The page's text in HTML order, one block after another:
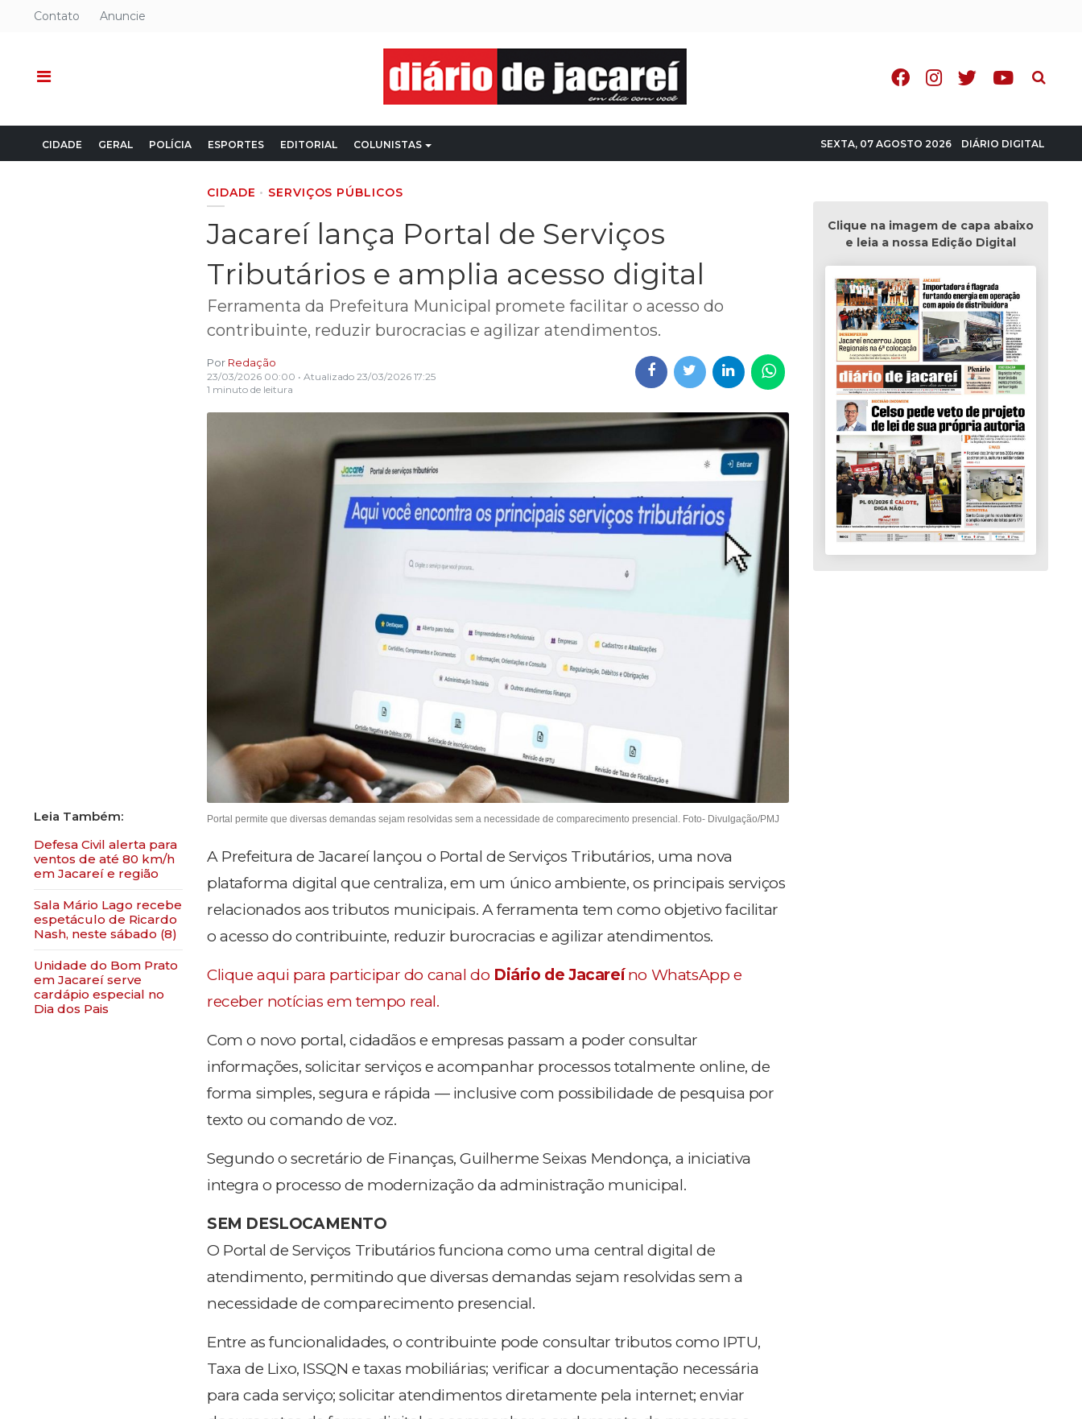
Contato Anuncie
Pesquisa
CIDADE GERAL POLÍCIA ESPORTES EDITORIAL COLUNISTAS SEXTA, 07 AGOSTO 2026 DIÁRIO DIGITAL
Defesa Civil alerta para
ventos de até 80 km/h
em Jacareí e região
Sala Mário Lago recebe
espetáculo de Ricardo
Nash, neste sábado (8)
Unidade do Bom Prato
em Jacareí serve
cardápio especial no
Dia dos Pais
CIDADE SERVIÇOS PÚBLICOS
Jacareí lança Portal de Serviços
Tributários e amplia acesso digital
Ferramenta da Prefeitura Municipal promete facilitar o acesso do
contribuinte, reduzir burocracias e agilizar atendimentos.
Por Redação
23/03/2026 00:00 • Atualizado 23/03/2026 17:25
1 minuto de leitura
Portal permite que diversas demandas sejam resolvidas sem a necessidade de comparecimento presencial. Foto- Divulgação/PMJ
A Prefeitura de Jacareí lançou o Portal de Serviços Tributários, uma nova
plataforma digital que centraliza, em um único ambiente, os principais serviços
relacionados aos tributos municipais. A ferramenta tem como objetivo facilitar
o acesso do contribuinte, reduzir burocracias e agilizar atendimentos.
Clique aqui para participar do canal do Diário de Jacareíno WhatsApp e
receber notícias em tempo real.
Com o novo portal, cidadãos e empresas passam a poder consultar
informações, solicitar serviços e acompanhar processos totalmente online, de
forma simples, segura e rápida — inclusive com possibilidade de pesquisa por
texto ou comando de voz.
Segundo o secretário de Finanças, Guilherme Seixas Mendonça, a iniciativa
integra o processo de modernização da administração municipal.
SEM DESLOCAMENTO
O Portal de Serviços Tributários funciona como uma central digital de
atendimento, permitindo que diversas demandas sejam resolvidas sem a
necessidade de comparecimento presencial.
Entre as funcionalidades, o contribuinte pode consultar tributos como IPTU,
Taxa de Lixo, ISSQN e taxas mobiliárias; verificar a documentação necessária
para cada serviço; solicitar atendimentos diretamente pela internet; enviar
Clique na imagem de capa abaixo
e leia a nossa Edição Digital